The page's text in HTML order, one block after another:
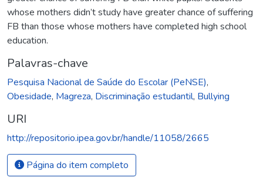
whose mothers didn’t study have greater chance of suffering
FB than those whose mothers have completed high school
education.
Palavras-chave
Pesquisa Nacional de Saúde do Escolar (PeNSE),
Obesidade, Magreza, Discriminação estudantil, Bullying
URI
http://repositorio.ipea.gov.br/handle/11058/2665
Página do item completo